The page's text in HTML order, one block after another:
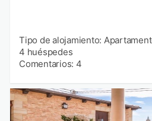
Tipo de alojamiento:
4 huéspedes
Comentarios: 4